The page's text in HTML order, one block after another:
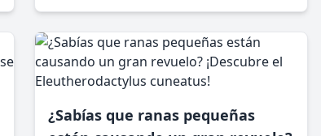
conexión con la naturaleza es simplemente
¿Sabías que ranas pequeñas